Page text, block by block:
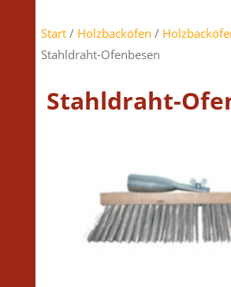
Start/ Holzbacköfen /
Stahldraht-Ofenbesen
Stahldraht-